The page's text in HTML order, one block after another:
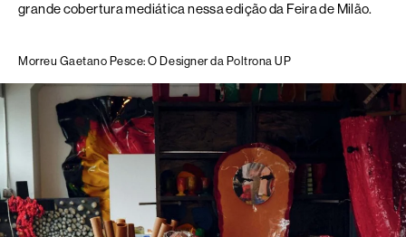
grande cobertura mediática nessa edição da Feira de Milão.
Morreu Gaetano Pesce: O Designer da Poltrona UP